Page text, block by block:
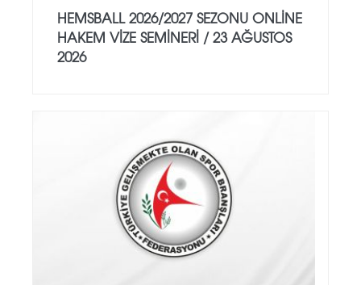
HEMSBALL 2026/2027 SEZONU ONLİNE
HAKEM VİZE SEMİNERİ / 23 AĞUSTOS
2026